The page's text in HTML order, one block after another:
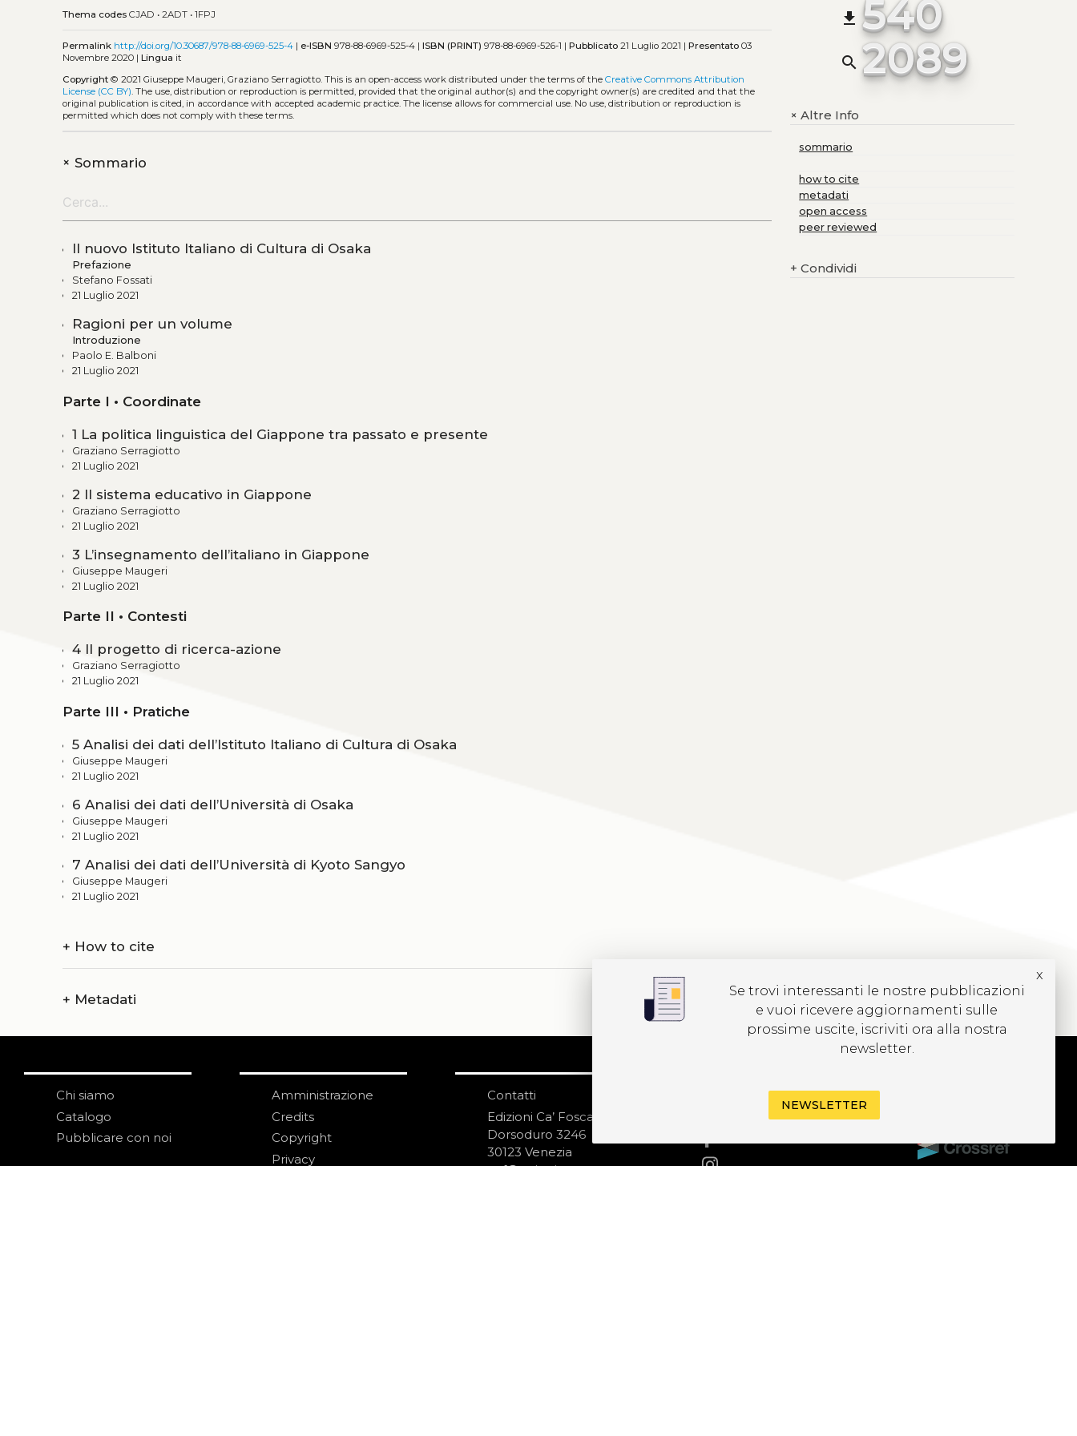
Thema codes CJAD •2ADT •1FPJ
Permalink http://doi.org/10.30687/978-88-6969-525-4 | e-ISBN 978-88-6969-525-4 |ISBN (PRINT) 978-88-6969-526-1 |Pubblicato 21 Luglio 2021 |Presentato 03
Novembre 2020 |Lingua it
Copyright © 2021 Giuseppe Maugeri, Graziano Serragiotto.This is an open-access work distributed under the terms of theCreative Commons Attribution
License (CC BY) . The use, distribution or reproduction is permitted, provided that the original author(s) and the copyright owner(s) are credited and that the
original publication is cited, in accordance with accepted academic practice. The license allows for commercial use. No use, distribution or reproduction is
permitted which does not comply with these terms.
+Sommario
Il nuovo Istituto Italiano di Cultura di Osaka
Prefazione
Stefano Fossati
21 Luglio 2021
Ragioni per un volume
Introduzione
Paolo E. Balboni
21 Luglio 2021
Parte I • Coordinate
1 La politica linguistica del Giappone tra passato e presente
Graziano Serragiotto
21 Luglio 2021
2 Il sistema educativo in Giappone
Graziano Serragiotto
21 Luglio 2021
3 L’insegnamento dell’italiano in Giappone
Giuseppe Maugeri
21 Luglio 2021
Parte II • Contesti
4 Il progetto di ricerca-azione
Graziano Serragiotto
21 Luglio 2021
Parte III • Pratiche
5 Analisi dei dati dell’Istituto Italiano di Cultura di Osaka
Giuseppe Maugeri
21 Luglio 2021
6 Analisi dei dati dell’Università di Osaka
Giuseppe Maugeri
21 Luglio 2021
7 Analisi dei dati dell’Università di Kyoto Sangyo
Giuseppe Maugeri
21 Luglio 2021
+ How to cite
+ Metadati
file_download 540
search 2089
+Altre Info
sommario
how to cite
metadati
open access
peer reviewed
+ Condividi
Chi siamo
Catalogo
Pubblicare con noi
Amministrazione
Credits
Copyright
Privacy
Contatti
Edizioni Ca’ Foscari
Dorsoduro 3246
30123 Venezia
ecf@unive.it
ISCRIVITI ALLA
NEWSLETTER
Se trovi interessanti le nostre pubblicazioni
e vuoi ricevere aggiornamenti sulle
prossime uscite, iscriviti ora alla nostra
newsletter.
x
NEWSLETTER